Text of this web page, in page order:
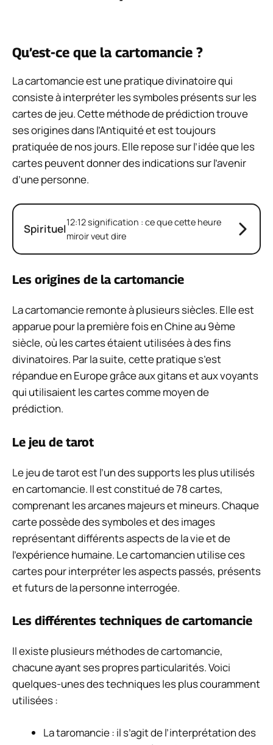
Qu’est-ce que la cartomancie ?
La cartomancie est une pratique divinatoire qui
consiste à interpréter les symboles présents sur les
cartes de jeu. Cette méthode de prédiction trouve
ses origines dans l’Antiquité et est toujours
pratiquée de nos jours. Elle repose sur l’idée que les
cartes peuvent donner des indications sur l’avenir
d’une personne.
Spirituel12:12 signification : ce que cette heure
miroir veut dire
Les origines de la cartomancie
La cartomancie remonte à plusieurs siècles. Elle est
apparue pour la première fois en Chine au 9ème
siècle, où les cartes étaient utilisées à des fins
divinatoires. Par la suite, cette pratique s’est
répandue en Europe grâce aux gitans et aux voyants
qui utilisaient les cartes comme moyen de
prédiction.
Le jeu de tarot
Le jeu de tarot est l’un des supports les plus utilisés
en cartomancie. Il est constitué de 78 cartes,
comprenant les arcanes majeurs et mineurs. Chaque
carte possède des symboles et des images
représentant différents aspects de la vie et de
l’expérience humaine. Le cartomancien utilise ces
cartes pour interpréter les aspects passés, présents
et futurs de la personne interrogée.
Les différentes techniques de cartomancie
Il existe plusieurs méthodes de cartomancie,
chacune ayant ses propres particularités. Voici
quelques-unes des techniques les plus couramment
utilisées :
La taromancie : il s’agit de l’interprétation des